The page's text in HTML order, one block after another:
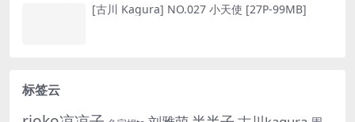
[古川 Kagura] NO.027 小天使 [27P-99MB]
标签云